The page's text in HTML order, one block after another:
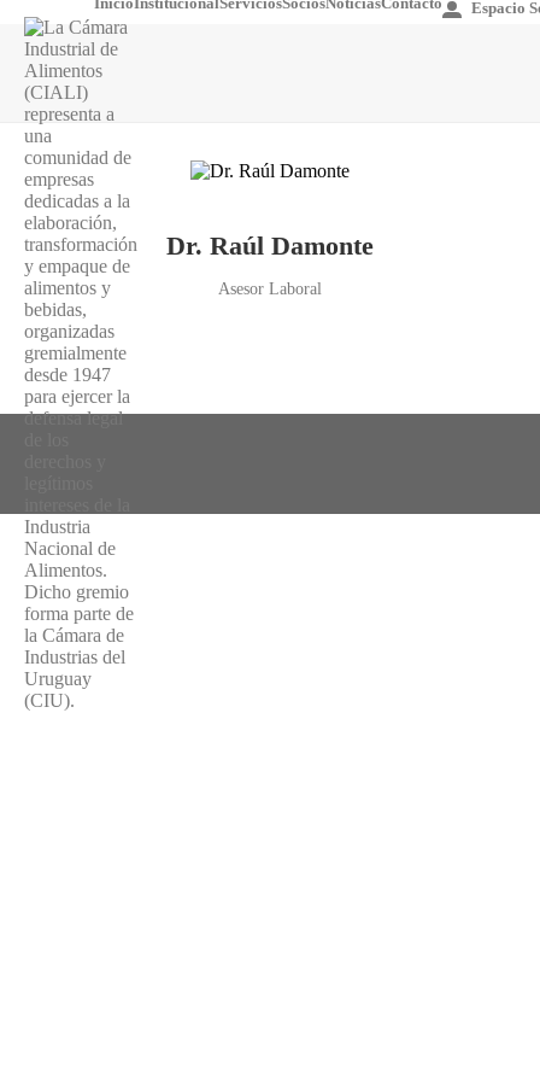
Espacio
Dr. Raúl Damonte
Asesor Laboral